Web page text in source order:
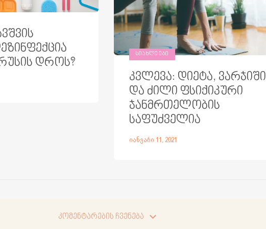
დროს?
ᲡᲘᲐᲮᲚᲔᲔᲑᲘ
კვლევა: დიეტა, ვარჯიში
და ძილი ფსიქიკური
ჯანმრთელობის
საფუძველია
იანვარი 11, 2021
კომენტარების ჩვენება